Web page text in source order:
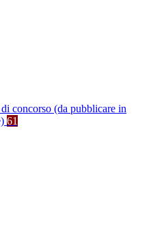
concorso (da pubblicare in
61